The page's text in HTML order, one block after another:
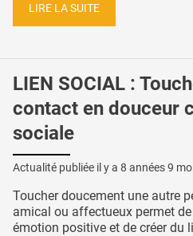
LIRE LA SUITE
LIEN SOCIAL :
contact en douceur
sociale
Actualité publiée il y a 8 années 9
Toucher doucement une autre
amical ou affectueux permet
émotion positive et de créer du